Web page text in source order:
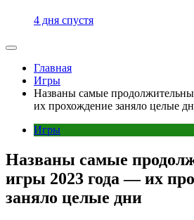
4 дня спустя
Главная
Игры
Названы самые
их прохождение заняло целые
Игры
Названы самые
игры 2023 года — их
заняло целые дни